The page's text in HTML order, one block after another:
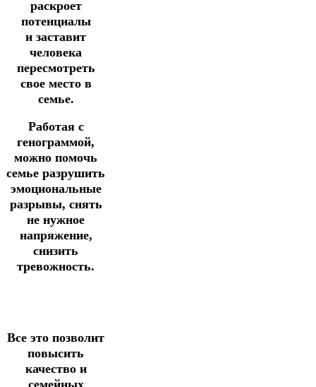
раскроет
потенциалы
и заставит
человека
пересмотреть
свое место в
семье.
Работая с
генограммой,
можно помочь
семье разрушить
эмоциональные
разрывы, снять
не нужное
напряжение,
снизить
тревожность.
Все это позволит
повысить
качество и